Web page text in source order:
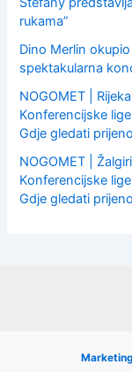
rukama”
Dino Merlin
spektakularna
NOGOMET |
Konferencijske
Gdje gledati
NOGOMET |
Konferencijske
Gdje gledati
Marketing